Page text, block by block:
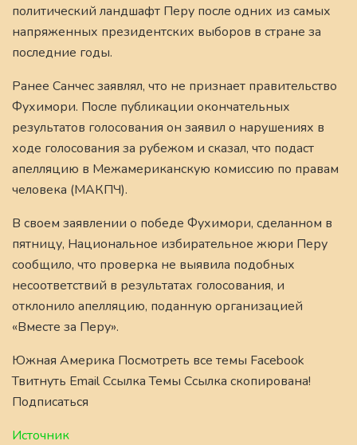
политический ландшафт Перу после одних из самых
напряженных президентских выборов в стране за
последние годы.
Ранее Санчес заявлял, что не признает правительство
Фухимори. После публикации окончательных
результатов голосования он заявил о нарушениях в
ходе голосования за рубежом и сказал, что подаст
апелляцию в Межамериканскую комиссию по правам
человека (МАКПЧ).
В своем заявлении о победе Фухимори, сделанном в
пятницу, Национальное избирательное жюри Перу
сообщило, что проверка не выявила подобных
несоответствий в результатах голосования, и
отклонило апелляцию, поданную организацией
«Вместе за Перу».
Южная Америка Посмотреть все темы Facebook
Твитнуть Email Ссылка Темы Ссылка скопирована!
Подписаться
Источник